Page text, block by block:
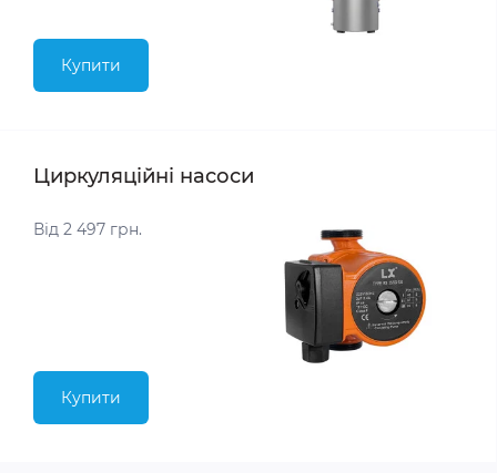
Купити
Циркуляційні насоси
Від 2 497 грн.
Купити